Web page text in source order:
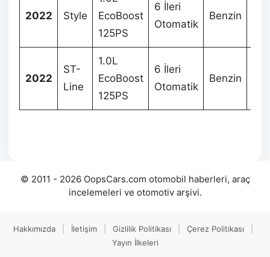
2022 Style
EcoBoost
125PS
6 İleri
Otomatik
Benzin
2022
ST-
Line
1.0L
EcoBoost
125PS
6 İleri
Otomatik
Benzin
© 2011 - 2026 OopsCars.com otomobil haberleri, araç
incelemeleri ve otomotiv arşivi.
Hakkımızda İletişim Gizlilik Politikası Çerez Politikası
Yayın İlkeleri